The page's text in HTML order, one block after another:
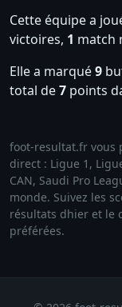
Cette équipe a
victoires, 1 match
Elle a marqué9
total de7 points
foot-resultat.fr vous
direct : Ligue 1,
CAN, Saudi Pro
monde. Suivez les
résultats dhier et
préférées.